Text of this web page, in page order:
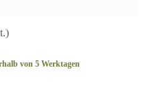
von 5 Werktagen